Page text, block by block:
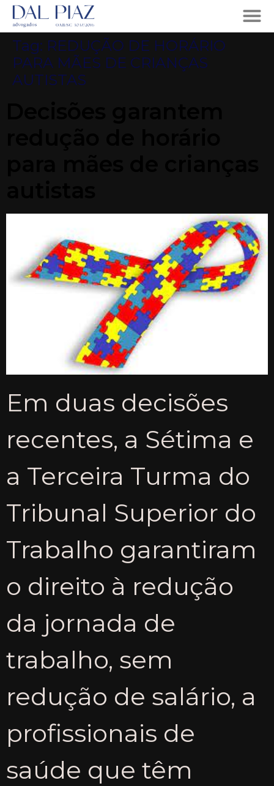
Tag: REDUÇÃO DE HORÁRIO
PARA MÃES DE CRIANÇAS
AUTISTAS
Em duas decisões
recentes, a Sétima e
a Terceira Turma do
Tribunal Superior do
Trabalho garantiram
o direito à redução
da jornada de
trabalho, sem
redução de salário, a
profissionais de
saúde que têm